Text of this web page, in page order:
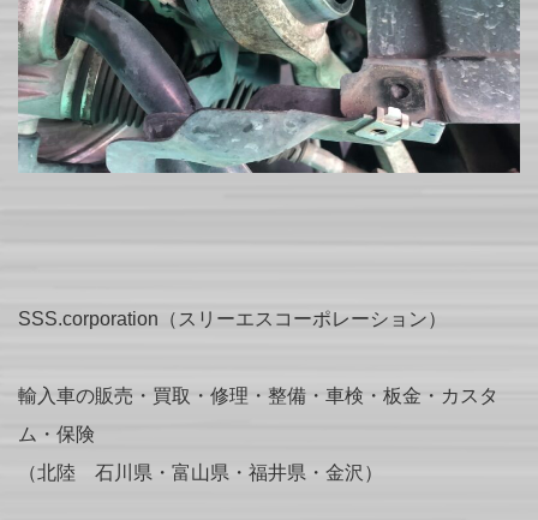
SSS.corporation（スリーエスコーポレーション）
輸入車の販売・買取・修理・整備・車検・板金・カスタ
ム・保険
（北陸 石川県・富山県・福井県・金沢）